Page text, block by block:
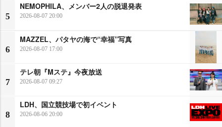
5
NEMOPHILA、メンバー2人の脱退発表
2026-08-07 20:00
6
MAZZEL、パタヤの海で“幸福”写真
2026-08-07 17:00
7
テレ朝『Mステ』今夜放送
2026-08-07 09:27
8
LDH、国立競技場で初イベント
2026-08-06 20:00